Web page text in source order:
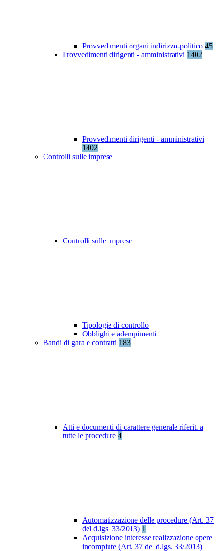
Provvedimenti organi indirizzo-politico 45
Provvedimenti dirigenti - amministrativi 1402
Provvedimenti dirigenti - amministrativi
1402
Controlli sulle imprese
Controlli sulle imprese
Tipologie di controllo
Obblighi e adempimenti
Bandi di gara e contratti 183
Atti e documenti di carattere generale riferiti a
tutte le procedure 4
Automatizzazione delle procedure (Art. 37
del d.lgs. 33/2013) 1
Acquisizione interesse realizzazione opere
incompiute (Art. 37 del d.lgs. 33/2013)